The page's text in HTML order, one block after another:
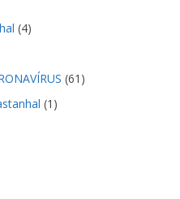
(4)
(61)
(1)